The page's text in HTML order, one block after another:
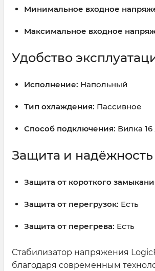
Минимальное входное
Максимальное входное
Удобство
Исполнение: Напольный
Тип охлаждения: Пассивное
Способ подключения: Вилка 16
Защита и надёжность
Защита от короткого
Защита от перегрузок: Есть
Защита от перегрева: Есть
Стабилизатор напряжения
благодаря современным